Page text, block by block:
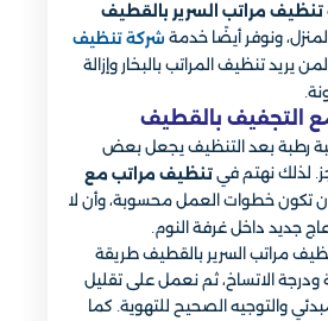
مراتب السرير بالقطيف
ونوفر أيضًا خدمة شركة تنظيف
لمن يريد تنظيف المراتب بالبخار وإزالة
التجفيف بالقطيف
رطبة بعد التنظيف يجعل بعض
لذلك نهتم في تنظيف مراتب مع
تكون خطوات العمل محسوبة، وأن لا
جديد داخل غرفة النوم.
مراتب السرير بالقطيف طريقة
الاتساخ، ثم نعمل على تقليل
والتوجيه الصحيح للتهوية. كما